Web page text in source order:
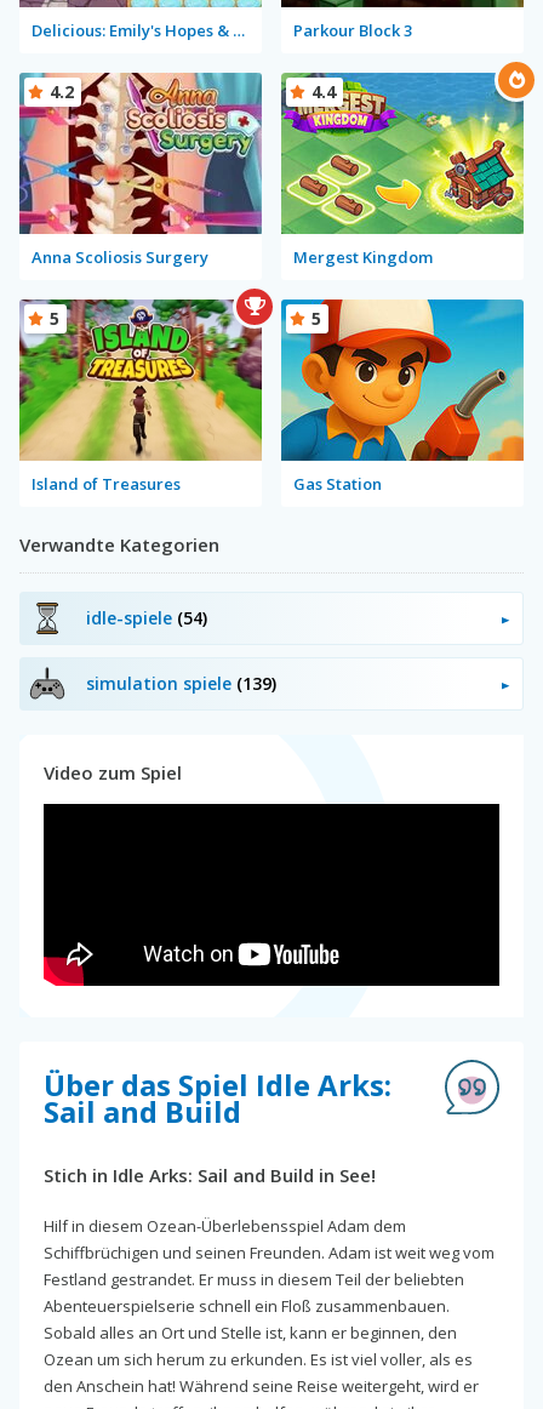
Delicious: Emily's Hopes & Fears Parkour Block 3
Anna Scoliosis Surgery
4.2
Mergest Kingdom
4.4
Island of Treasures
5
Gas Station
5
Verwandte Kategorien
idle-spiele (54)
simulation spiele (139)
Video zum Spiel
Über das Spiel Idle Arks:
Sail and Build
Stich in Idle Arks: Sail and Build in See!
Hilf in diesem Ozean-Überlebensspiel Adam dem
Schiffbrüchigen und seinen Freunden. Adam ist weit weg vom
Festland gestrandet. Er muss in diesem Teil der beliebten
Abenteuerspielserie schnell ein Floß zusammenbauen.
Sobald alles an Ort und Stelle ist, kann er beginnen, den
Ozean um sich herum zu erkunden. Es ist viel voller, als es
den Anschein hat! Während seine Reise weitergeht, wird er